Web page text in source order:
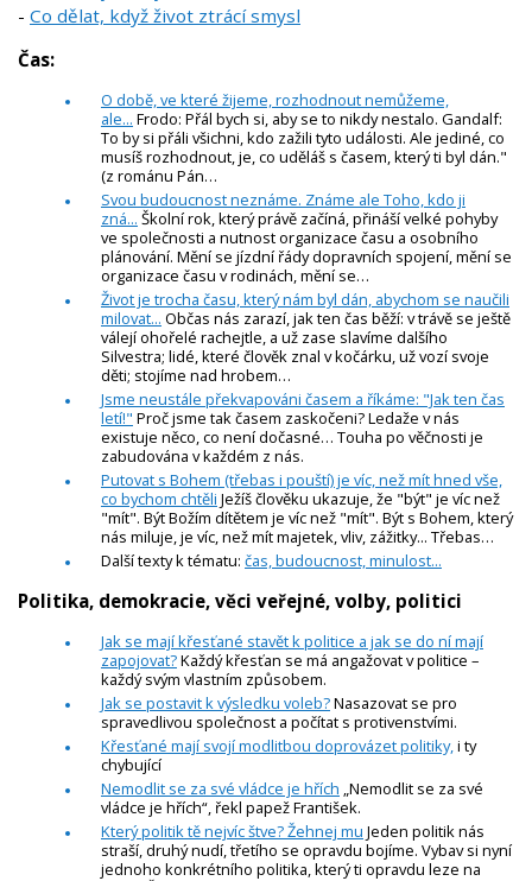
- Co dělat, když život ztrácí smysl
Čas:
O době, ve které žijeme, rozhodnout nemůžeme,
ale... Frodo: Přál bych si, aby se to nikdy nestalo. Gandalf:
To by si přáli všichni, kdo zažili tyto události. Ale jediné, co
musíš rozhodnout, je, co uděláš s časem, který ti byl dán."
(z románu Pán…
Svou budoucnost neznáme. Známe ale Toho, kdo ji
zná... Školní rok, který právě začíná, přináší velké pohyby
ve společnosti a nutnost organizace času a osobního
plánování. Mění se jízdní řády dopravních spojení, mění se
organizace času v rodinách, mění se…
Život je trocha času, který nám byl dán, abychom se naučili
milovat... Občas nás zarazí, jak ten čas běží: v trávě se ještě
válejí ohořelé rachejtle, a už zase slavíme dalšího
Silvestra; lidé, které člověk znal v kočárku, už vozí svoje
děti; stojíme nad hrobem…
Jsme neustále překvapováni časem a říkáme: "Jak ten čas
letí!" Proč jsme tak časem zaskočeni? Ledaže v nás
existuje něco, co není dočasné… Touha po věčnosti je
zabudována v každém z nás.
Putovat s Bohem (třebas i pouští) je víc, než mít hned vše,
co bychom chtěli Ježíš člověku ukazuje, že "být" je víc než
"mít". Být Božím dítětem je víc než "mít". Být s Bohem, který
nás miluje, je víc, než mít majetek, vliv, zážitky... Třebas…
Další texty k tématu: čas, budoucnost, minulost...
Politika, demokracie, věci veřejné, volby, politici
Jak se mají křesťané stavět k politice a jak se do ní mají
zapojovat?Každý křesťan se má angažovat v politice –
každý svým vlastním způsobem.
Jak se postavit k výsledku voleb?Nasazovat se pro
spravedlivou společnost a počítat s protivenstvími.
Křesťané mají svojí modlitbou doprovázet politiky,i ty
chybující
Nemodlit se za své vládce je hřích „Nemodlit se za své
vládce je hřích“, řekl papež František.
Který politik tě nejvíc štve? Žehnej mu Jeden politik nás
straší, druhý nudí, třetího se opravdu bojíme. Vybav si nyní
jednoho konkrétního politika, který ti opravdu leze na